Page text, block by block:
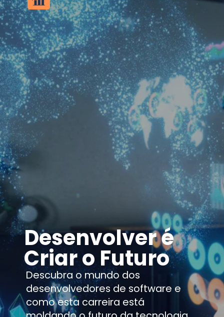
Descubra o mundo dos
desenvolvedores de software e
como esta carreira está
Desenvolver é
Criar o Futuro